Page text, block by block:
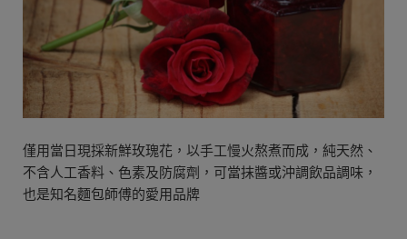
僅用當日現採新鮮玫瑰花，以手工慢火熬煮而成，純天然、
不含人工香料、色素及防腐劑，可當抹醬或沖調飲品調味，
也是知名麵包師傅的愛用品牌